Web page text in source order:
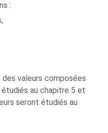
:
valeurs composées
au chapitre 5 et
seront étudiés au